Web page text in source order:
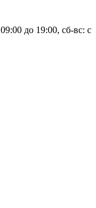
09:00 до 19:00, сб-вс: с